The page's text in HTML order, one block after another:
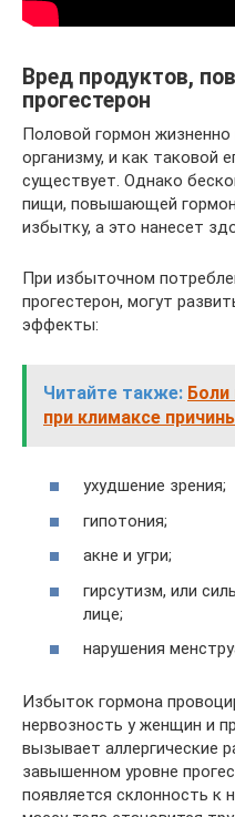
Вред продуктов,
прогестерон
Половой гормон
организму, и как таковой
существует. Однако
пищи, повышающей
избытку, а это нанесет
При избыточном
прогестерон, могут
эффекты:
Читайте также:
при климаксе
ухудшение зрения;
гипотония;
акне и угри;
гирсутизм, или
лице;
нарушения
Избыток гормона
нервозность у женщин и
вызывает аллергические
завышенном уровне
появляется склонность к